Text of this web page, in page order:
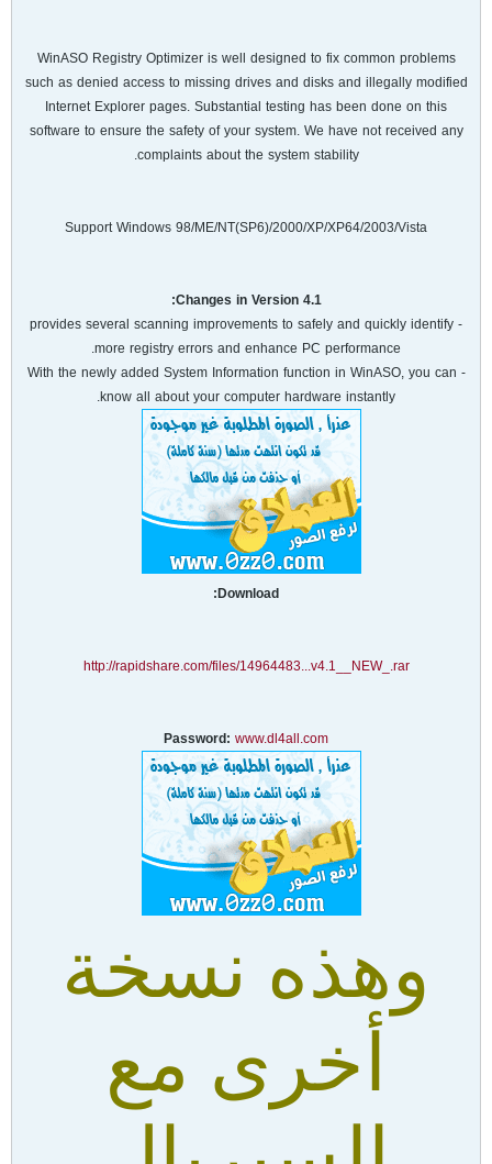
WinASO Registry Optimizer is well designed to fix common problems
such as denied access to missing drives and disks and illegally modified
Internet Explorer pages. Substantial testing has been done on this
software to ensure the safety of your system. We have not received any
complaints about the system stability.
Support Windows 98/ME/NT(SP6)/2000/XP/XP64/2003/Vista
Changes in Version 4.1:
- provides several scanning improvements to safely and quickly identify
more registry errors and enhance PC performance.
- With the newly added System Information function in WinASO, you can
know all about your computer hardware instantly.
Download:
http://rapidshare.com/files/14964483...v4.1__NEW_.rar
Password: www.dl4all.com
وهذه نسخة
أخرى مع